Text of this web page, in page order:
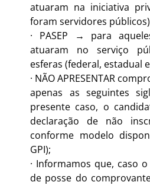
atuaram na iniciativa
foram servidores
· PASEP → para
atuaram no serviço
esferas (federal, estadual
· NÃO APRESENTAR
apenas as seguintes
presente caso, o
declaração de não
conforme modelo
GPI);
· Informamos que, caso
de posse do